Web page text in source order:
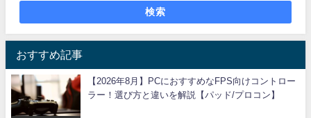
検索
おすすめ記事
【2026年8月】PCにおすすめなFPS向けコントロー
ラー！選び方と違いを解説【パッド/プロコン】